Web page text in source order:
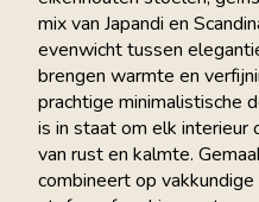
mix van Japandi en
evenwicht tussen
brengen warmte en
prachtige minimalistische
is in staat om elk
van rust en kalmte.
combineert op